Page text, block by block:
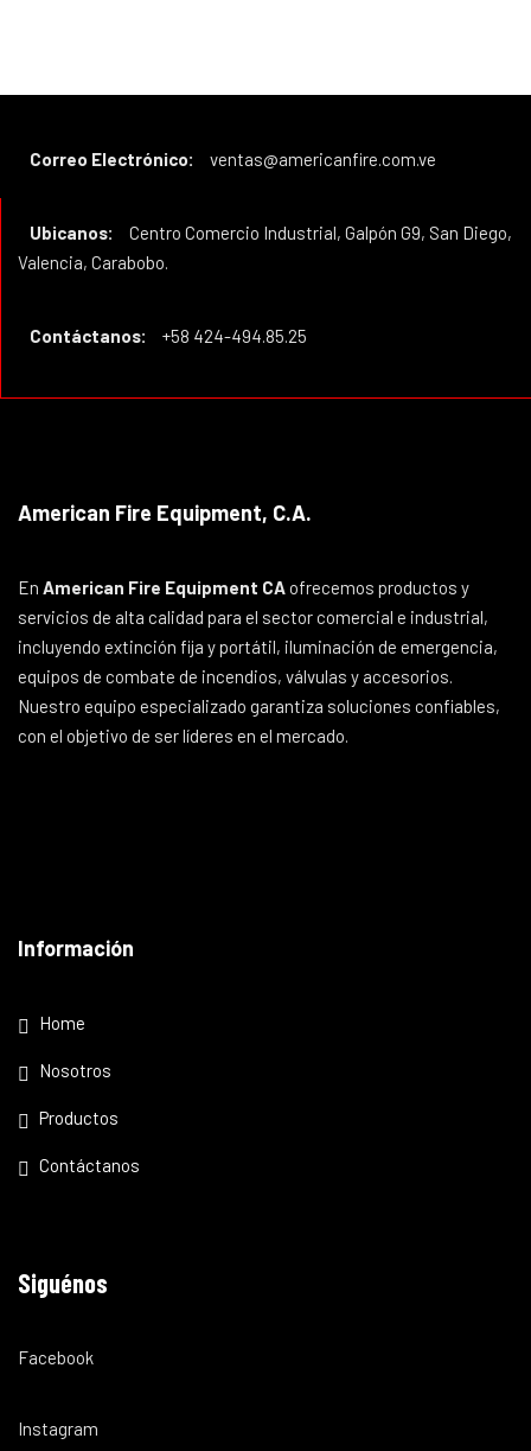
Correo Electrónico: ventas@americanfire.com.ve
Ubicanos:
Centro Comercio Industrial, Galpón G9, San Diego,
Valencia, Carabobo.
Contáctanos: +58 424-494.85.25
American Fire Equipment, C.A.
En American Fire Equipment CAofrecemos productos y
servicios de alta calidad para el sector comercial e industrial,
incluyendo extinción fija y portátil, iluminación de emergencia,
equipos de combate de incendios, válvulas y accesorios.
Nuestro equipo especializado garantiza soluciones confiables,
con el objetivo de ser líderes en el mercado.
Información
Home
Nosotros
Productos
Contáctanos
Siguénos
Facebook
Instagram